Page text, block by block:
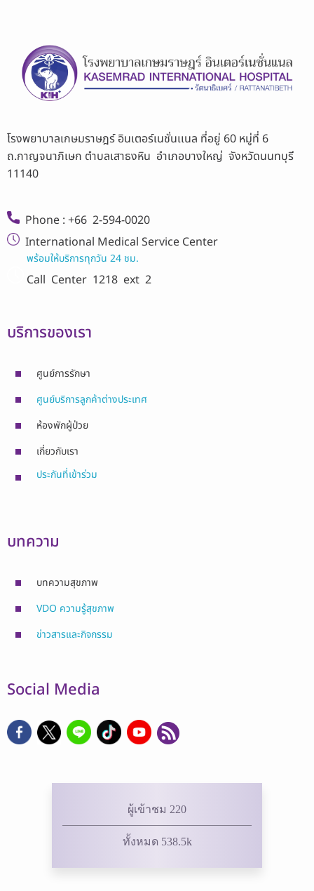
โรงพยาบาลเกษมราษฎร์ อินเตอร์เนชั่นเเนล ที่อยู่ 60 หมู่ที่ 6
ถ.กาญจนาภิเษก ตำบลเสาธงหิน อำเภอบางใหญ่ จังหวัดนนทบุรี
11140
Phone : +66 2-594-0020
International Medical Service Center
พร้อมให้บริการทุกวัน 24 ชม.
Call Center 1218 ext 2
บริการของเรา
ศูนย์การรักษา
ศูนย์บริการลูกค้าต่างประเทศ
ห้องพักผู้ป่วย
เกี่ยวกับเรา
ประกันที่เข้าร่วม
บทความ
บทความสุขภาพ
VDO ความรู้สุขภาพ
ข่าวสารและกิจกรรม
Social Media
ผู้เข้าชม 220
ทั้งหมด 538.5k